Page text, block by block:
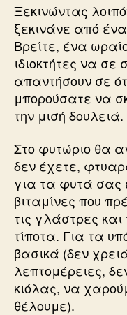
Ξεκινώντας
ξεκινάνε από
Βρείτε, ένα
ιδιοκτήτες να
απαντήσουν σε
μπορούσατε να
την μισή δουλειά.
Στο φυτώριο θα
δεν έχετε,
για τα φυτά σας
βιταμίνες που
τις γλάστρες
τίποτα. Για τα
βασικά (δεν
λεπτομέρειες,
κιόλας, να
θέλουμε).